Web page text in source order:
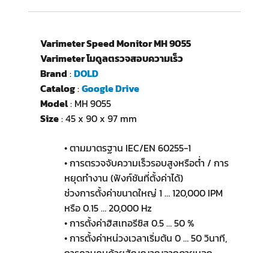
Varimeter Speed Monitor MH 9055
Varimeter โมดูลตรวจสอบความเร็ว
Brand :DOLD
Catalog:Google Drive
Model: MH 9055
Size: 45 x 90 x 97 mm
• ตามมาตรฐาน IEC/EN 60255-1
• การตรวจจับความเร็วรอบสูงหรือต่ำ / การ
หยุดทำงาน (ฟังก์ชันที่ตั้งค่าได้)
ช่วงการตั้งค่าขนาดใหญ่ 1 … 120,000 IPM
หรือ 0.15 … 20,000 Hz
• การตั้งค่าฮิสเทอรีซิส 0.5 … 50 %
• การตั้งค่าหน่วงเวลาเริ่มต้น 0 … 50 วินาที,